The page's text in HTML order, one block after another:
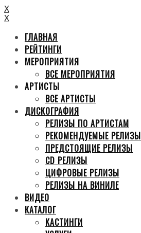
X
X
ГЛАВНАЯ
РЕЙТИНГИ
МЕРОПРИЯТИЯ
ВСЕ МЕРОПРИЯТИЯ
АРТИСТЫ
ВСЕ АРТИСТЫ
ДИСКОГРАФИЯ
РЕЛИЗЫ ПО АРТИСТАМ
РЕКОМЕНДУЕМЫЕ РЕЛИЗЫ
ПРЕДСТОЯЩИЕ РЕЛИЗЫ
CD РЕЛИЗЫ
ЦИФРОВЫЕ РЕЛИЗЫ
РЕЛИЗЫ НА ВИНИЛЕ
ВИДЕО
КАТАЛОГ
КАСТИНГИ